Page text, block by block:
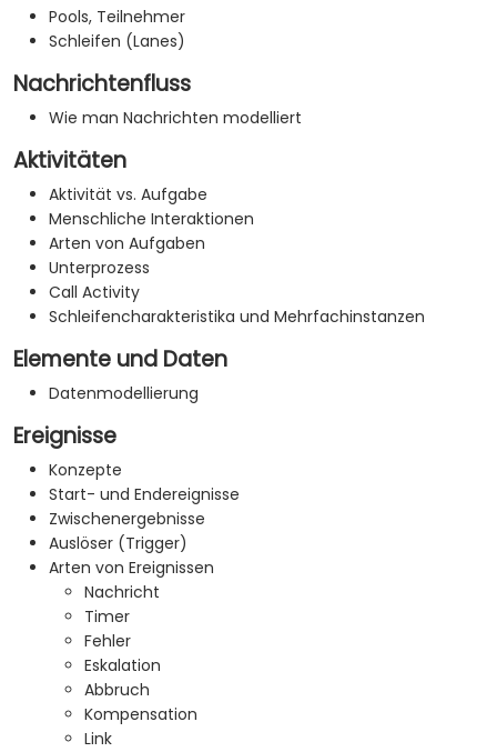
Pools, Teilnehmer
Schleifen (Lanes)
Nachrichtenfluss
Wie man Nachrichten modelliert
Aktivitäten
Aktivität vs. Aufgabe
Menschliche Interaktionen
Arten von Aufgaben
Unterprozess
Call Activity
Schleifencharakteristika und Mehrfachinstanzen
Elemente und Daten
Datenmodellierung
Ereignisse
Konzepte
Start- und Endereignisse
Zwischenergebnisse
Auslöser (Trigger)
Arten von Ereignissen
Nachricht
Timer
Fehler
Eskalation
Abbruch
Kompensation
Link